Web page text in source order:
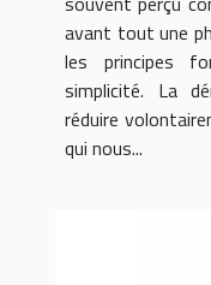
avant tout une
les principes
simplicité. La
réduire
qui nous...